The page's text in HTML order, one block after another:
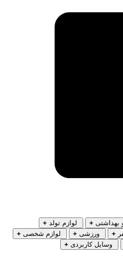
بهداشتی + لوازم تولد +
+ ورزشی + لوازم شخصی +
وسایل کاربردی +